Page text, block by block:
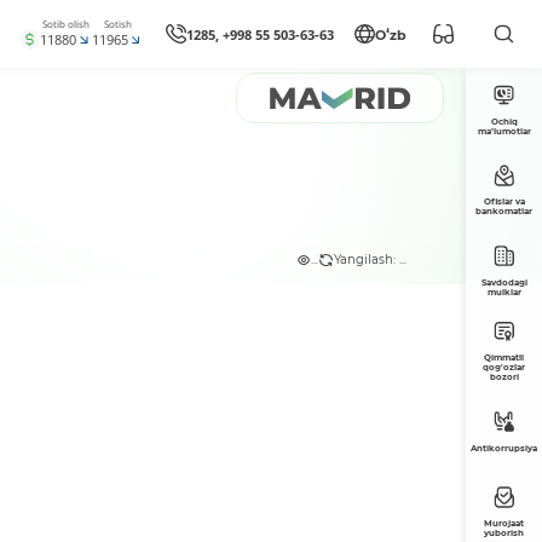
Sotib olish
11880
Sotish
11965 1285, +998 55 503-63-63 Oʻzb
... Yangilash: ...
Ochiq
ma’lumotlar
Ofislar va
bankomatlar
Savdodagi
mulklar
Qimmatli
qog'ozlar
bozori
Antikorrupsiya
Murojaat
yuborish